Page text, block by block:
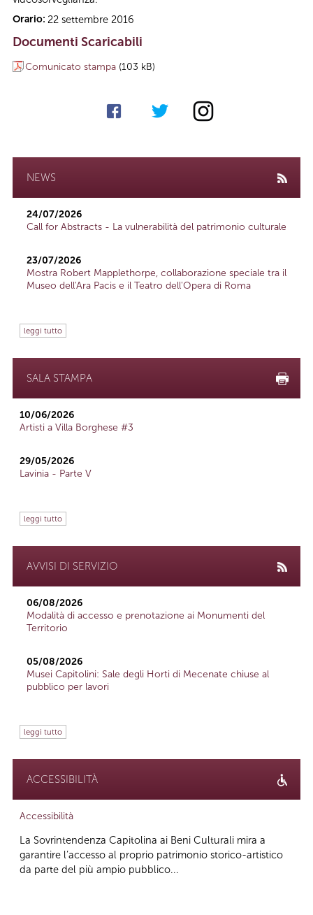
Orario: 22 settembre 2016
Documenti Scaricabili
Comunicato stampa (103 kB)
NEWS
24/07/2026
Call for Abstracts - La vulnerabilità del patrimonio culturale
23/07/2026
Mostra Robert Mapplethorpe, collaborazione speciale tra il
Museo dell'Ara Pacis e il Teatro dell'Opera di Roma
leggi tutto
SALA STAMPA
10/06/2026
Artisti a Villa Borghese #3
29/05/2026
Lavinia - Parte V
leggi tutto
AVVISI DI SERVIZIO
06/08/2026
Modalità di accesso e prenotazione ai Monumenti del
Territorio
05/08/2026
Musei Capitolini: Sale degli Horti di Mecenate chiuse al
pubblico per lavori
leggi tutto
ACCESSIBILITÀ
Accessibilità
La Sovrintendenza Capitolina ai Beni Culturali mira a
garantire l’accesso al proprio patrimonio storico-artistico
da parte del più ampio pubblico...